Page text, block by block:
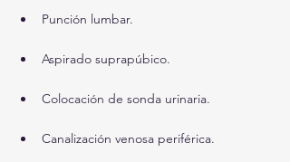
Punción lumbar.
Aspirado suprapúbico.
Colocación de sonda urinaria.
Canalización venosa periférica.